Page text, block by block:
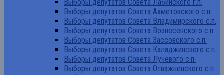
Выборы депутатов Совета Лабинского г.п.
Выборы депутатов Совета Ахметовского с.п.
Выборы депутатов Совета Владимирского с.п.
Выборы депутатов Совета Вознесенского с.п.
Выборы депутатов Совета Зассовского с.п.
Выборы депутатов Совета Каладжинского с.п.
Выборы депутатов Совета Лучевого с.п.
Выборы депутатов Совета Отважненского с.п.